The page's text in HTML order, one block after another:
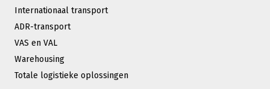
Internationaal transport
ADR-transport
VAS en VAL
Warehousing
Totale logistieke oplossingen